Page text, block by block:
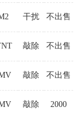
干扰 不出售
敲除 不出售
敲除 不出售
敲除 2000